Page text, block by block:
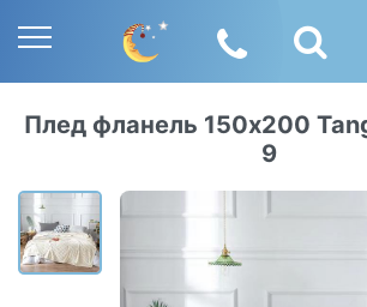
Плед фланель 150х200
9